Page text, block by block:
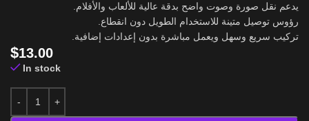
يدعم نقل صورة وصوت واضح بدقة عالية للألعاب والأفلام.
رؤوس توصيل متينة للاستخدام الطويل دون انقطاع.
تركيب سريع وسهل ويعمل مباشرة بدون إعدادات إضافية.
$13.00
In stock